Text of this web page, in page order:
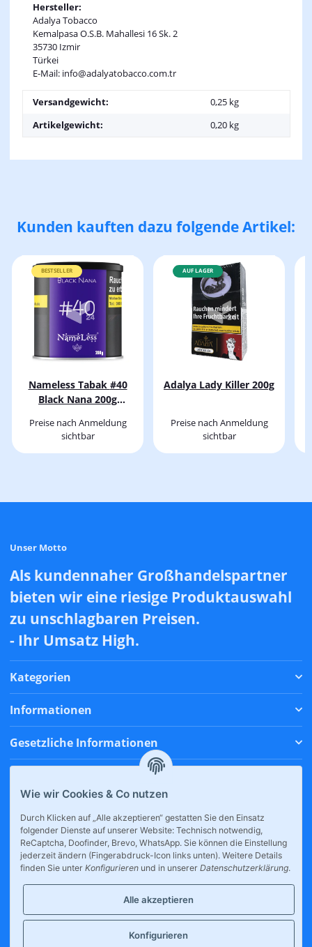
Hersteller:
Adalya Tobacco
Kemalpasa O.S.B. Mahallesi 16 Sk. 2
35730 Izmir
Türkei
E-Mail: info@adalyatobacco.com.tr
Versandgewicht:
0,25 kg
Artikelgewicht:
0,20 kg
Kunden kauften dazu folgende Artikel:
BESTSELLER
Nameless Tabak #40
Black Nana 200g
Preise nach Anmeldung
sichtbar
AUF LAGER
Adalya Lady Killer 200g
Preise nach Anmeldung
sichtbar
Unser Motto
Als kundennaher Großhandelspartner
bieten wir eine riesige Produktauswahl
zu unschlagbaren Preisen.
- Ihr Umsatz High.
Kategorien
Informationen
Gesetzliche Informationen
* Alle Preise inkl. gesetzlicher USt., zzgl.Versand
Großhandel für E-Zigaretten, internationale Snacks & Drinks.
Wie wir Cookies & Co nutzen
Durch Klicken auf „Alle akzeptieren“ gestatten Sie den Einsatz
folgender Dienste auf unserer Website: Technisch notwendig,
ReCaptcha, Doofinder, Brevo, WhatsApp. Sie können die Einstellung
jederzeit ändern (Fingerabdruck-Icon links unten). Weitere Details
finden Sie unter Konfigurieren und in unserer Datenschutzerklärung.
Alle akzeptieren
Konfigurieren